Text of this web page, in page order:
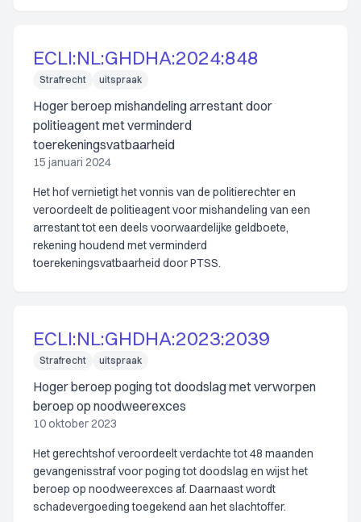
ECLI:NL:GHDHA:2024:848
Strafrecht uitspraak
Hoger beroep mishandeling arrestant door
politieagent met verminderd
toerekeningsvatbaarheid
15 januari 2024
Het hof vernietigt het vonnis van de politierechter en
veroordeelt de politieagent voor mishandeling van een
arrestant tot een deels voorwaardelijke geldboete,
rekening houdend met verminderd
toerekeningsvatbaarheid door PTSS.
ECLI:NL:GHDHA:2023:2039
Strafrecht uitspraak
Hoger beroep poging tot doodslag met verworpen
beroep op noodweerexces
10 oktober 2023
Het gerechtshof veroordeelt verdachte tot 48 maanden
gevangenisstraf voor poging tot doodslag en wijst het
beroep op noodweerexces af. Daarnaast wordt
schadevergoeding toegekend aan het slachtoffer.